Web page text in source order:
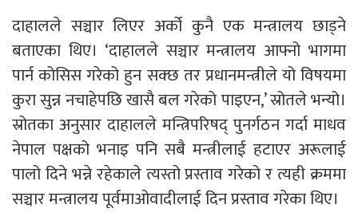
दाहालले सञ्चार लिएर अर्को कुनै एक मन्त्रालय छाड्ने
बताएका थिए। ‘दाहालले सञ्चार मन्त्रालय आफ्नो भागमा
पार्न कोसिस गरेको हुन सक्छ तर प्रधानमन्त्रीले यो विषयमा
कुरा सुन्न नचाहेपछि खासै बल गरेको पाइएन,’ स्रोतले भन्यो।
स्रोतका अनुसार दाहालले मन्त्रिपरिषद् पुनर्गठन गर्दा माधव
नेपाल पक्षको भनाइ पनि सबै मन्त्रीलाई हटाएर अरूलाई
पालो दिने भन्ने रहेकाले त्यस्तो प्रस्ताव गरेको र त्यही क्रममा
सञ्चार मन्त्रालय पूर्वमाओवादीलाई दिन प्रस्ताव गरेका थिए।